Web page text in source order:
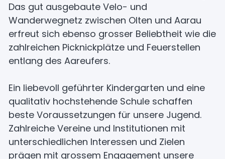
Das gut ausgebaute Velo- und
Wanderwegnetz zwischen Olten und Aarau
erfreut sich ebenso grosser Beliebtheit wie die
zahlreichen Picknickplätze und Feuerstellen
entlang des Aareufers.
Ein liebevoll geführter Kindergarten und eine
qualitativ hochstehende Schule schaffen
beste Voraussetzungen für unsere Jugend.
Zahlreiche Vereine und Institutionen mit
unterschiedlichen Interessen und Zielen
prägen mit grossem Engagement unsere